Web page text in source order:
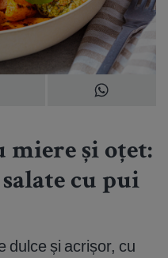
miere și oțet:
cu pui
dulce și acrișor, cu